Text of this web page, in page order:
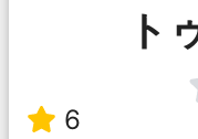
ト
6